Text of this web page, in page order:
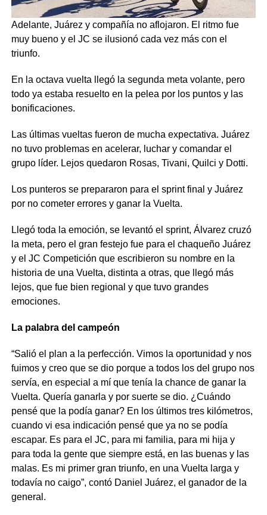
Adelante, Juárez y compañía no aflojaron. El ritmo fue
muy bueno y el JC se ilusionó cada vez más con el
triunfo.
En la octava vuelta llegó la segunda meta volante, pero
todo ya estaba resuelto en la pelea por los puntos y las
bonificaciones.
Las últimas vueltas fueron de mucha expectativa. Juárez
no tuvo problemas en acelerar, luchar y comandar el
grupo líder. Lejos quedaron Rosas, Tivani, Quilci y Dotti.
Los punteros se prepararon para el sprint final y Juárez
por no cometer errores y ganar la Vuelta.
Llegó toda la emoción, se levantó el sprint, Álvarez cruzó
la meta, pero el gran festejo fue para el chaqueño Juárez
y el JC Competición que escribieron su nombre en la
historia de una Vuelta, distinta a otras, que llegó más
lejos, que fue bien regional y que tuvo grandes
emociones.
La palabra del campeón
“Salió el plan a la perfección. Vimos la oportunidad y nos
fuimos y creo que se dio porque a todos los del grupo nos
servía, en especial a mí que tenía la chance de ganar la
Vuelta. Quería ganarla y por suerte se dio. ¿Cuándo
pensé que la podía ganar? En los últimos tres kilómetros,
cuando vi esa indicación pensé que ya no se podía
escapar. Es para el JC, para mi familia, para mi hija y
para toda la gente que siempre está, en las buenas y las
malas. Es mi primer gran triunfo, en una Vuelta larga y
todavía no caigo”, contó Daniel Juárez, el ganador de la
general.